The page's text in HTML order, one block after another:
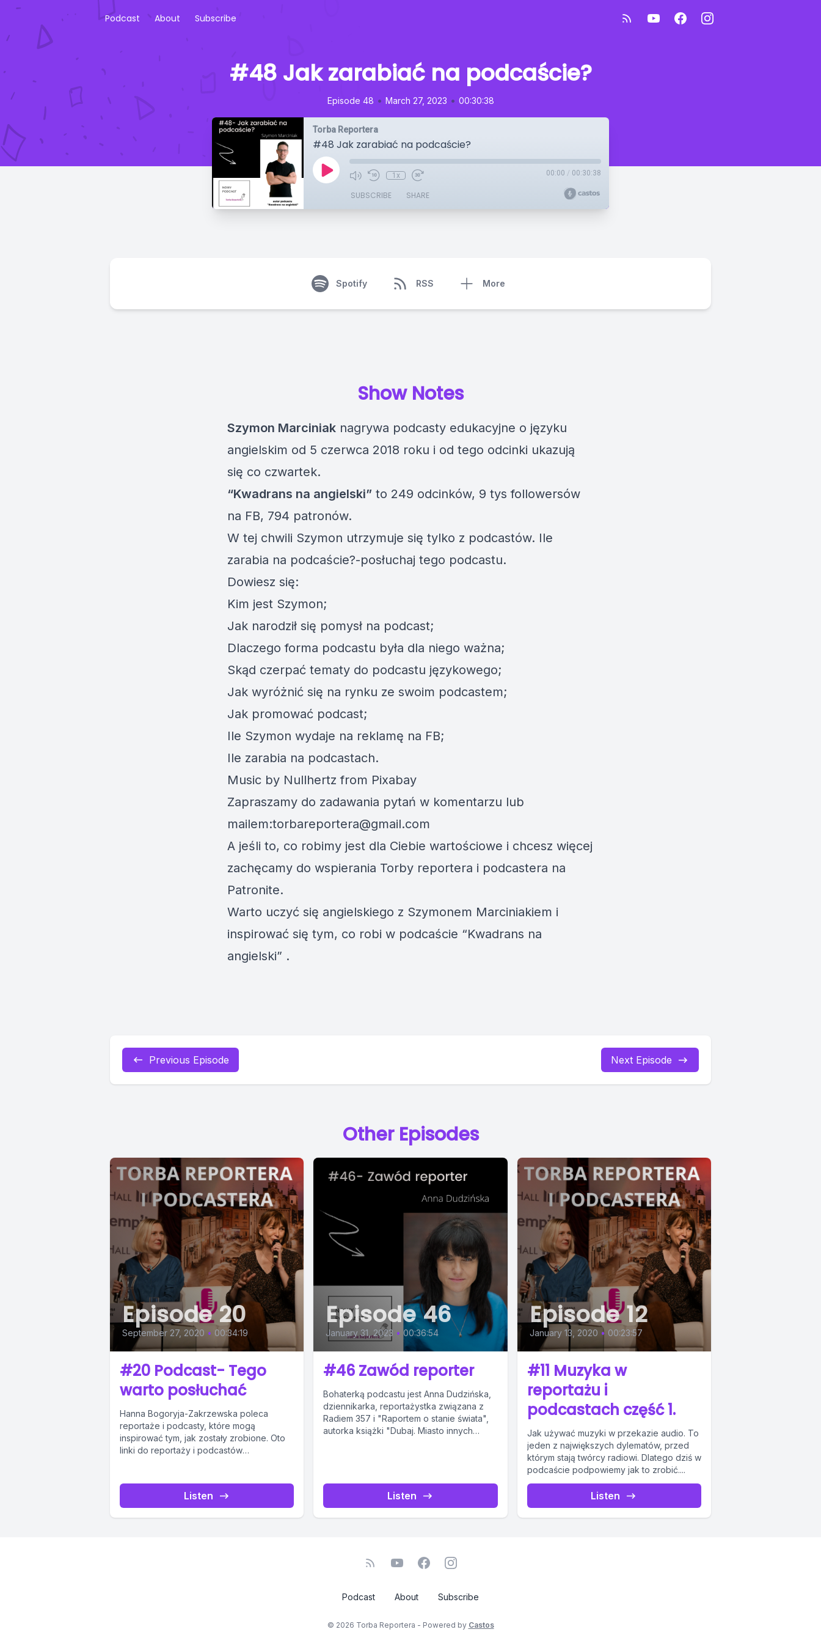
Podcast About Subscribe
#48 Jak zarabiać na podcaście?
Episode 48 • March 27, 2023 • 00:30:38
Torba Reportera
#48 Jak zarabiać na podcaście?
1x 00:00 / 00:30:38
SUBSCRIBE SHARE
Spotify RSS More
Show Notes
Szymon Marciniak nagrywa podcasty edukacyjne o języku
angielskim od 5 czerwca 2018 roku i od tego odcinki ukazują
się co czwartek.
“Kwadrans na angielski” to 249 odcinków, 9 tys followersów
na FB, 794 patronów.
W tej chwili Szymon utrzymuje się tylko z podcastów. Ile
zarabia na podcaście?-posłuchaj tego podcastu.
Dowiesz się:
Kim jest Szymon;
Jak narodził się pomysł na podcast;
Dlaczego forma podcastu była dla niego ważna;
Skąd czerpać tematy do podcastu językowego;
Jak wyróżnić się na rynku ze swoim podcastem;
Jak promować podcast;
Ile Szymon wydaje na reklamę na FB;
Ile zarabia na podcastach.
Music by Nullhertz from Pixabay
Zapraszamy do zadawania pytań w komentarzu lub
mailem:torbareportera@gmail.com
A jeśli to, co robimy jest dla Ciebie wartościowe i chcesz więcej
zachęcamy do wspierania Torby reportera i podcastera na
Patronite.
Warto uczyć się angielskiego z Szymonem Marciniakiem i
inspirować się tym, co robi w podcaście “Kwadrans na
angielski” .
Previous Episode Next Episode
Other Episodes
Episode 20
September 27, 2020 • 00:34:19
#20 Podcast- Tego
warto posłuchać
Hanna Bogoryja-Zakrzewska poleca
reportaże i podcasty, które mogą
inspirować tym, jak zostały zrobione. Oto
linki do reportaży i podcastów
Listen
Episode 46
January 31, 2023 • 00:36:54
#46 Zawód reporter
Bohaterką podcastu jest Anna Dudzińska,
dziennikarka, reportażystka związana z
Radiem 357 i "Raportem o stanie świata",
autorka książki "Dubaj. Miasto innych
Listen
Episode 12
January 13, 2020 • 00:23:57
#11 Muzyka w
reportażu i
podcastach część 1.
Jak używać muzyki w przekazie audio. To
jeden z największych dylematów, przed
którym stają twórcy radiowi. Dlatego dziś w
podcaście podpowiemy jak to zrobić....
Listen
Podcast About Subscribe
© 2026 Torba Reportera - Powered by Castos